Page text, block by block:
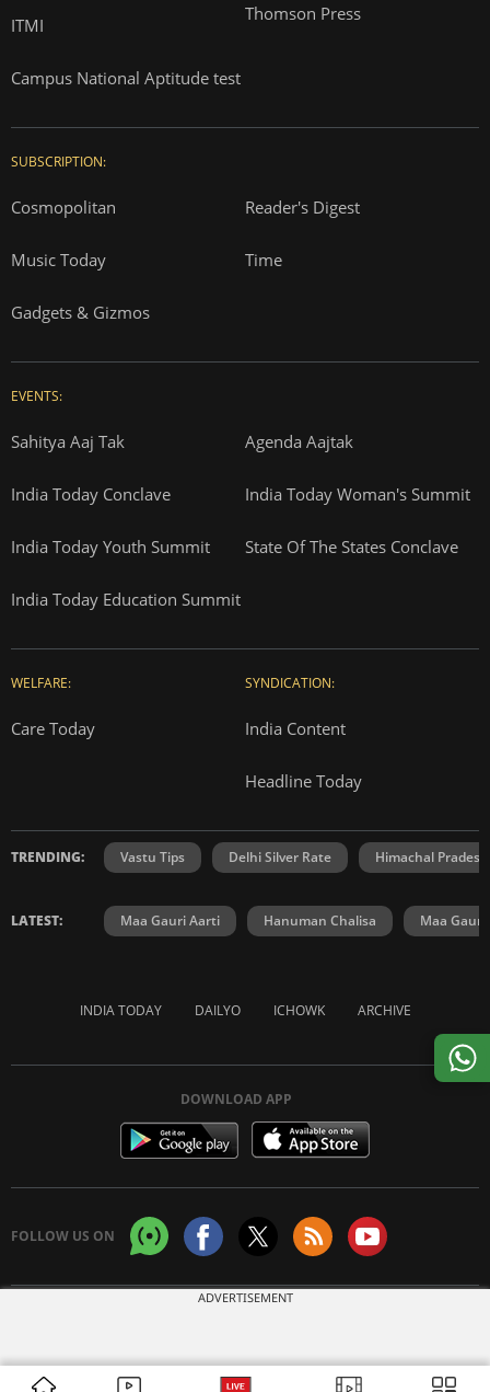
ITMI
Campus National Aptitude test
Thomson Press
SUBSCRIPTION:
Cosmopolitan Reader's Digest
Music Today Time
Gadgets & Gizmos
EVENTS:
Sahitya Aaj Tak Agenda Aajtak
India Today Conclave India Today Woman's Summit
India Today Youth Summit State Of The States Conclave
India Today Education Summit
WELFARE:
Care Today
SYNDICATION:
India Content
Headline Today
TRENDING: Vastu Tips Delhi Silver Rate Himachal
LATEST: Maa Gauri Aarti Hanuman Chalisa Maa Gauri
INDIA TODAY DAILYO ICHOWK ARCHIVE
DOWNLOAD APP
FOLLOW US ON
ADVERTISEMENT